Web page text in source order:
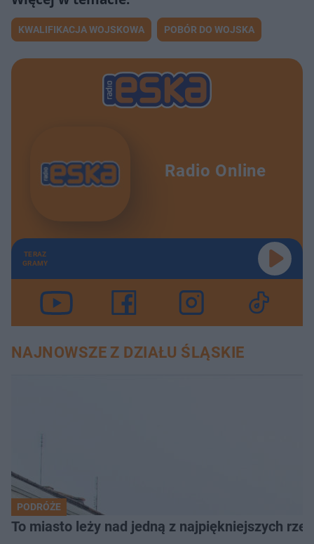
KWALIFIKACJA WOJSKOWA POBÓR DO WOJSKA
Radio Online
TERAZ
GRAMY
NAJNOWSZE Z DZIAŁU ŚLĄSKIE
PODRÓŻE
To miasto leży nad jedną z najpiękniejszych